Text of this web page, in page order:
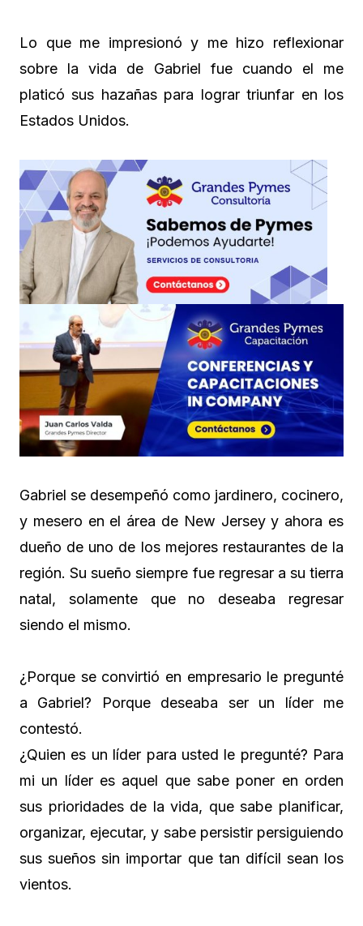
Lo que me impresionó y me hizo reflexionar
sobre la vida de Gabriel fue cuando el me
platicó sus hazañas para lograr triunfar en los
Estados Unidos.
Gabriel se desempeñó como jardinero, cocinero,
y mesero en el área de New Jersey y ahora es
dueño de uno de los mejores restaurantes de la
región. Su sueño siempre fue regresar a su tierra
natal, solamente que no deseaba regresar
siendo el mismo.
¿Porque se convirtió en empresario le pregunté
a Gabriel? Porque deseaba ser un líder me
contestó.
¿Quien es un líder para usted le pregunté? Para
mi un líder es aquel que sabe poner en orden
sus prioridades de la vida, que sabe planificar,
organizar, ejecutar, y sabe persistir persiguiendo
sus sueños sin importar que tan difícil sean los
vientos.